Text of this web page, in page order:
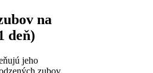
na
deň)
jeho
zubov.